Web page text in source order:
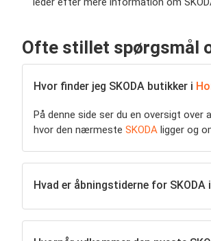
Ofte stillet spørgsmål
Hvor finder jeg SKODA butikker i
På denne side ser du en oversigt over
hvor den nærmeste SKODA ligger og
Hvad er åbningstiderne for SKODA i